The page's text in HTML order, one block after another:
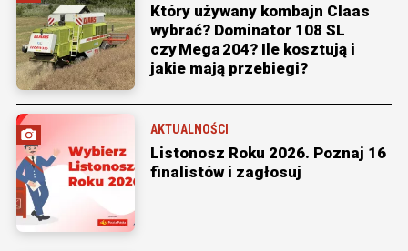
Który używany kombajn Claas
wybrać? Dominator 108 SL
czy Mega 204? Ile kosztują i
jakie mają przebiegi?
AKTUALNOŚCI
Listonosz Roku 2026. Poznaj 16
finalistów i zagłosuj